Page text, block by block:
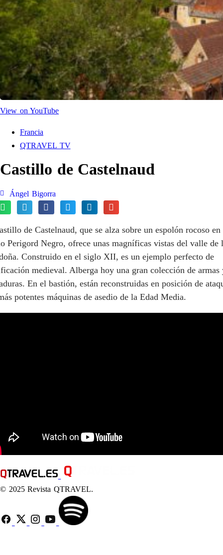
View on YouTube
Francia
QTRAVEL TV
Castillo de Castelnaud
Ángel Bigorra
de Castelnaud, que se alza sobre un espolón rocoso en
Perigord Negro, ofrece unas magníficas vistas del valle de
Construido en el siglo XII, es un ejemplo perfecto de
medieval. Alberga hoy una gran colección de armas
En el bastión, están reconstruidas en posición de
potentes máquinas de asedio de la Edad Media.
© 2025 Revista QTRAVEL.